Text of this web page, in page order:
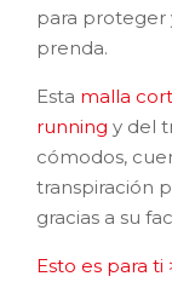
para proteger
prenda.
Esta malla
running y del
cómodos,
transpiración
gracias a su
Esto es para